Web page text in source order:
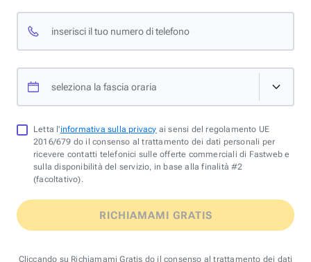
inserisci il tuo numero di telefono
seleziona la fascia oraria
Letta l'informativa sulla privacy ai sensi del regolamento UE
2016/679 do il consenso al trattamento dei dati personali per
ricevere contatti telefonici sulle offerte commerciali di Fastweb e
sulla disponibilità del servizio, in base alla finalità #2
(facoltativo).
RICHIAMAMI GRATIS
Cliccando su Richiamami Gratis do il consenso al trattamento dei dati